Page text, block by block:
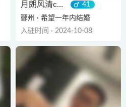
月朗风清ccm-
41
鄞州 · 希望一年内结婚
入驻时间 · 2024-10-08